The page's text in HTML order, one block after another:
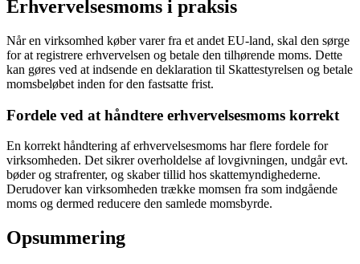
Erhvervelsesmoms i praksis
Når en virksomhed køber varer fra et andet EU-land, skal den sørge
for at registrere erhvervelsen og betale den tilhørende moms. Dette
kan gøres ved at indsende en deklaration til Skattestyrelsen og betale
momsbeløbet inden for den fastsatte frist.
Fordele ved at håndtere erhvervelsesmoms korrekt
En korrekt håndtering af erhvervelsesmoms har flere fordele for
virksomheden. Det sikrer overholdelse af lovgivningen, undgår evt.
bøder og strafrenter, og skaber tillid hos skattemyndighederne.
Derudover kan virksomheden trække momsen fra som indgående
moms og dermed reducere den samlede momsbyrde.
Opsummering